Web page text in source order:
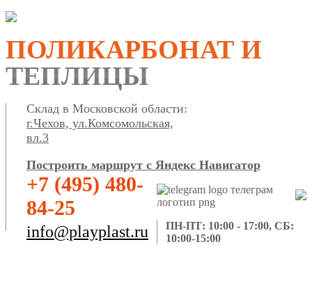
ПОЛИКАРБОНАТ И
ТЕПЛИЦЫ
Склад в Московской области:
г.Чехов, ул.Комсомольская,
вл.3
Построить маршрут с Яндекс Навигатор
+7 (495) 480-
84-25
info@playplast.ru
ПН-ПТ: 10:00 - 17:00, СБ:
10:00-15:00